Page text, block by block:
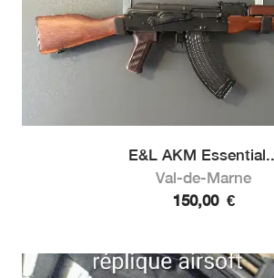
E&L AKM
Val-de-Marne
150,00 €